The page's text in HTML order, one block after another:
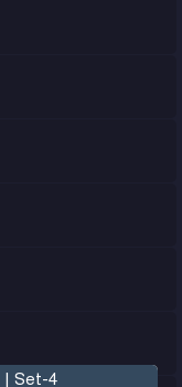
| Set-4